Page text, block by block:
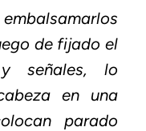
de fijado el
señales, lo
en una
parado